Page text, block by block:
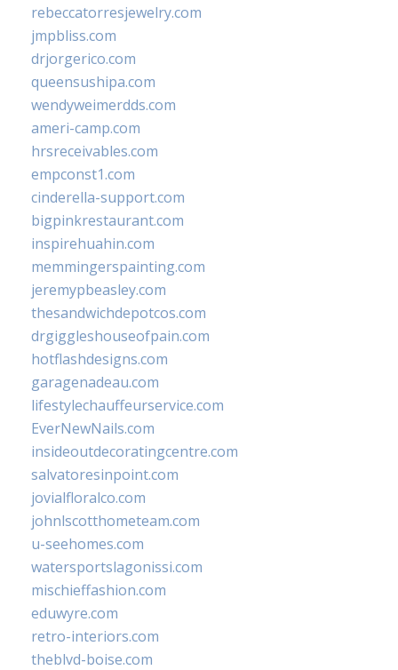
rebeccatorresjewelry.com
jmpbliss.com
drjorgerico.com
queensushipa.com
wendyweimerdds.com
ameri-camp.com
hrsreceivables.com
empconst1.com
cinderella-support.com
bigpinkrestaurant.com
inspirehuahin.com
memmingerspainting.com
jeremypbeasley.com
thesandwichdepotcos.com
drgiggleshouseofpain.com
hotflashdesigns.com
garagenadeau.com
lifestylechauffeurservice.com
EverNewNails.com
insideoutdecoratingcentre.com
salvatoresinpoint.com
jovialfloralco.com
johnlscotthometeam.com
u-seehomes.com
watersportslagonissi.com
mischieffashion.com
eduwyre.com
retro-interiors.com
theblvd-boise.com